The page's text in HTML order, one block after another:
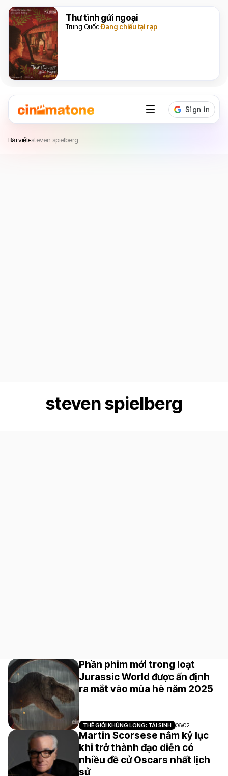
Thư tình gửi ngoại
Trung QuốcĐang chiếu tại rạp
Bài viết▸steven spielberg
steven spielberg
Phần phim mới trong loạt
Jurassic World được ấn định
ra mắt vào mùa hè năm 2025
THẾ GIỚI KHỦNG LONG: TÁI SINH 06/02
Martin Scorsese nắm kỷ lục
khi trở thành đạo diễn có
nhiều đề cử Oscars nhất lịch
sử